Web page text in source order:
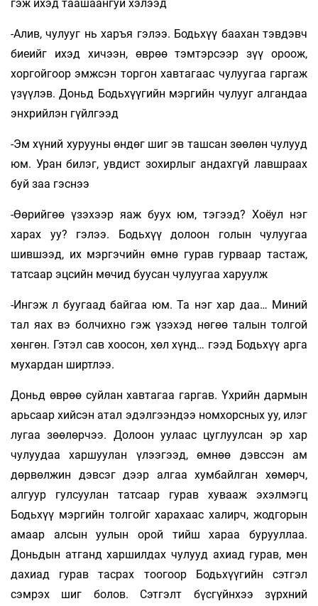
гэж ихэд таашаангуй хэлээд
-Алив, чулууг нь харъя гэлээ. Бодьхүү баахан тэвдэвч
биеийг ихэд хичээн, өврөө тэмтэрсээр зүү ороож,
хоргойгоор эмжсэн торгон хавтагаас чулуугаа гаргаж
үзүүлэв. Доньд Бодьхүүгийн мэргийн чулууг алгандаа
энхрийлэн гүйлгээд
-Эм хүний хурууны өндөг шиг эв ташсан зөөлөн чулууд
юм. Уран билэг, увдист зохирлыг андахгүй лавшраах
буй заа гэснээ
-Өөрийгөө үзэхээр яаж буух юм, тэгээд? Хоёул нэг
харах уу? гэлээ. Бодьхүү долоон голын чулуугаа
шившээд, их мэргэчийн өмнө гурав гурваар тастаж,
татсаар эцсийн мөчид буусан чулуугаа харуулж
-Ингэж л буугаад байгаа юм. Та нэг хар даа… Миний
тал яах вэ болчихно гэж үзэхэд нөгөө талын толгой
хөнгөн. Гэтэл сав хоосон, хөл хүнд… гээд Бодьхүү арга
мухардан ширтлээ.
Доньд өврөө суйлан хавтагаа гаргав. Үхрийн дармын
арьсаар хийсэн атал эдэлгээндээ номхорсных уу, илэг
лугаа зөөлөрчээ. Долоон уулаас цуглуулсан эр хар
чулуудаа харшуулан үлээгээд, өмнөө дэвссэн ам
дөрвөлжин дэвсэг дээр алгаа хумбайлган хөмөрч,
алгуур гулсуулан татсаар гурав хувааж эхэлмэгц
Бодьхүү мэргийн толгойг харахаас халирч, жодгорын
амаар алсын уулын орой тийш хараа бурууллаа.
Доньдын атганд харшилдах чулууд ахиад гурав, мөн
дахиад гурав тасрах тоогоор Бодьхүүгийн сэтгэл
сэмрэх шиг болов. Сэтгэлт бүсгүйнхээ зүрхний